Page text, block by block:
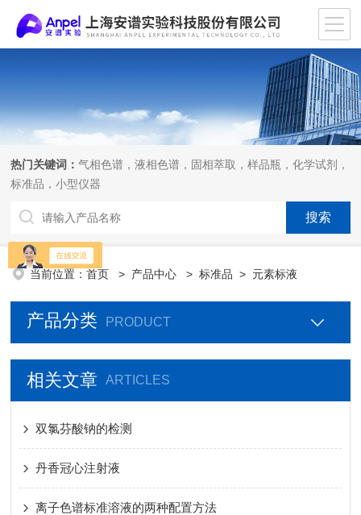
热门关键词：气相色谱，液相色谱，固相萃取，样品瓶，化学试剂，
标准品，小型仪器
当前位置：首页 > 产品中心 >标准品 > 元素标液
产品分类 PRODUCT
相关文章 ARTICLES
双氯芬酸钠的检测
丹香冠心注射液
离子色谱标准溶液的两种配置方法